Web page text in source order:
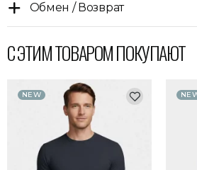
Обмен / Возврат
С ЭТИМ ТОВАРОМ ПОКУПАЮТ
NEW